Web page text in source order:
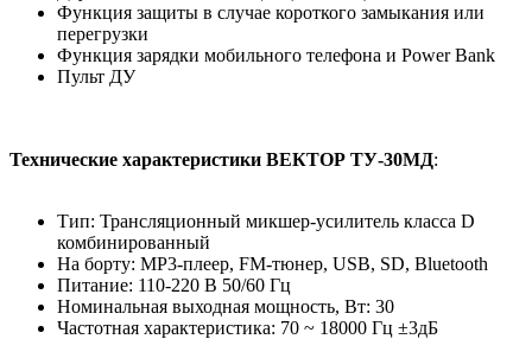
Функция защиты в случае короткого замыкания или
перегрузки
Функция зарядки мобильного телефона и Power Bank
Пульт ДУ
Технические характеристики ВЕКТОР ТУ-30МД:
Тип: Трансляционный микшер-усилитель класса D
комбинированный
На борту: MP3-плеер, FM-тюнер, USB, SD, Bluetooth
Питание: 110-220 В 50/60 Гц
Номинальная выходная мощность, Вт: 30
Частотная характеристика: 70 ~ 18000 Гц ±3дБ